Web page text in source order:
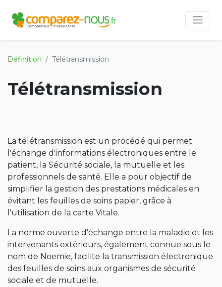
Définition Télétransmission
Télétransmission
La télétransmission est un procédé qui permet
l'échange d'informations électroniques entre le
patient, la Sécurité sociale, la mutuelle et les
professionnels de santé. Elle a pour objectif de
simplifier la gestion des prestations médicales en
évitant les feuilles de soins papier, grâce à
l'utilisation de la carte Vitale.
La norme ouverte d'échange entre la maladie et les
intervenants extérieurs, également connue sous le
nom de Noemie, facilite la transmission électronique
des feuilles de soins aux organismes de sécurité
sociale et de mutuelle.